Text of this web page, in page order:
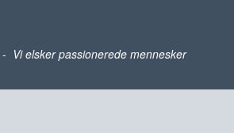
- Vi elsker passionerede mennesker